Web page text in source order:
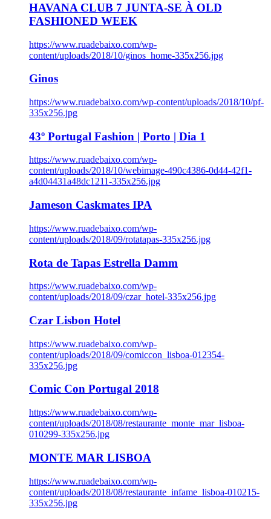
HAVANA CLUB 7 JUNTA-SE À OLD
FASHIONED WEEK
https://www.ruadebaixo.com/wp-
content/uploads/2018/10/ginos_home-335x256.jpg
Ginos
https://www.ruadebaixo.com/wp-content/uploads/2018/10/pf-
335x256.jpg
43º Portugal Fashion | Porto | Dia 1
https://www.ruadebaixo.com/wp-
content/uploads/2018/10/webimage-490c4386-0d44-42f1-
a4d04431a48dc1211-335x256.jpg
Jameson Caskmates IPA
https://www.ruadebaixo.com/wp-
content/uploads/2018/09/rotatapas-335x256.jpg
Rota de Tapas Estrella Damm
https://www.ruadebaixo.com/wp-
content/uploads/2018/09/czar_hotel-335x256.jpg
Czar Lisbon Hotel
https://www.ruadebaixo.com/wp-
content/uploads/2018/09/comiccon_lisboa-012354-
335x256.jpg
Comic Con Portugal 2018
https://www.ruadebaixo.com/wp-
content/uploads/2018/08/restaurante_monte_mar_lisboa-
010299-335x256.jpg
MONTE MAR LISBOA
https://www.ruadebaixo.com/wp-
content/uploads/2018/08/restaurante_infame_lisboa-010215-
335x256.jpg